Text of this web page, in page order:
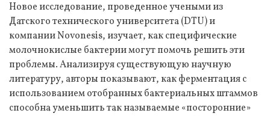
Новое исследование, проведенное учеными из
Датского технического университета (DTU) и
компании Novonesis, изучает, как специфические
молочнокислые бактерии могут помочь решить эти
проблемы. Анализируя существующую научную
литературу, авторы показывают, как ферментация с
использованием отобранных бактериальных штаммов
способна уменьшить так называемые «посторонние»